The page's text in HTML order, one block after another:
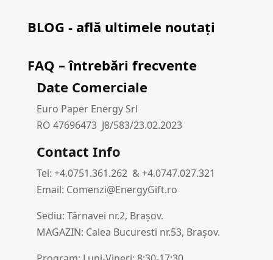
BLOG - află ultimele noutați
FAQ – întrebări frecvente
Date Comerciale
Euro Paper Energy Srl
RO 47696473 J8/583/23.02.2023
Contact Info
Tel: +4.0751.361.262 & +4.0747.027.321
Email: Comenzi@EnergyGift.ro
Sediu: Târnavei nr.2, Brașov.
MAGAZIN: Calea Bucuresti nr.53, Brașov.